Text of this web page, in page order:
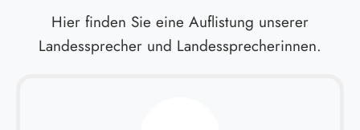
Hier finden Sie eine Auflistung unserer
Landessprecher und Landessprecherinnen.